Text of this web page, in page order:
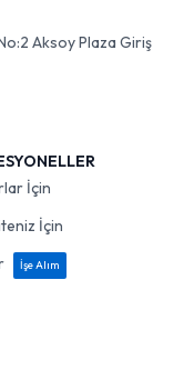
Aksoy Plaza Giriş
İçin
İçin
İşe Alım